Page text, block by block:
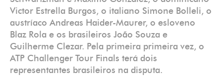
Victor Estrella Burgos, o italiano Simone Bolleli, o
austríaco Andreas Haider-Maurer, o esloveno
Blaz Rola e os brasileiros João Souza e
Guilherme Clezar. Pela primeira primeira vez, o
ATP Challenger Tour Finals terá dois
representantes brasileiros na disputa.